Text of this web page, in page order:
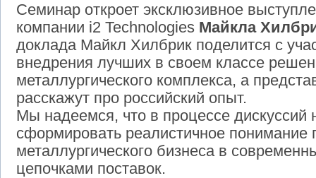
Семинар откроет эксклюзивное
компании i2 Technologies Майкла
доклада Майкл Хилбрик поделится с
внедрения лучших в своем классе
металлургического комплекса, а
расскажут про российский опыт.
Мы надеемся, что в процессе дискуссий
сформировать реалистичное понимание
металлургического бизнеса в
цепочками поставок.